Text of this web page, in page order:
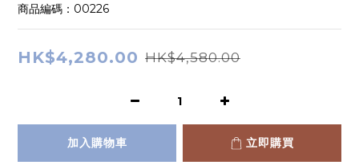
商品編碼：00226
HK$4,280.00 HK$4,580.00
加入購物車 立即購買